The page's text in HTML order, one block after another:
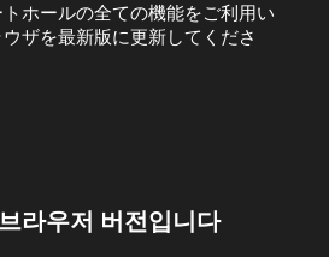
ホールの全ての機能をご利用い
ザを最新版に更新してくださ
라우저 버전입니다